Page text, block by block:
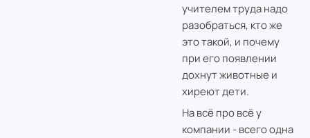
учителем труда надо
разобраться, кто же
это такой, и почему
при его появлении
дохнут животные и
хиреют дети.
На всё про всё у
компании - всего одна